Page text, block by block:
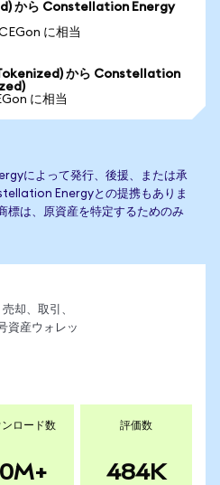
から Constellation Energy
に相当
から Constellation
に相当
によって発行、後援、または承
Energyとの提携もありま
標は、原資産を特定するためのみ
却、取引、
資産ウォレッ
ンロード数 評価数
484K